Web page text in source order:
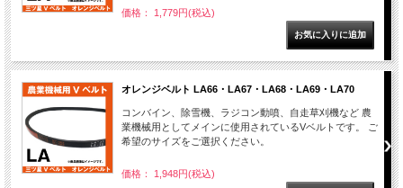
価格： 1,779円(税込)
オレンジベルト LA66・LA67・LA68・LA69・LA70
コンバイン、除雪機、ラジコン動噴、自走草刈機など 農
業機械用としてメインに使用されているVベルトです。 ご
希望のサイズをご選択ください。
価格： 1,948円(税込)